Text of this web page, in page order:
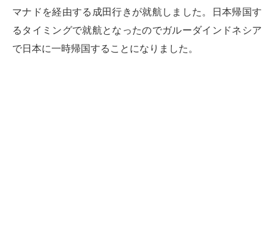
マナドを経由する成田行きが就航しました。日本帰国す
るタイミングで就航となったのでガルーダインドネシア
で日本に一時帰国することになりました。